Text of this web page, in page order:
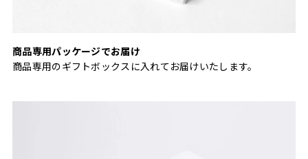
商品専用パッケージでお届け
商品専用のギフトボックスに入れてお届けいたします。